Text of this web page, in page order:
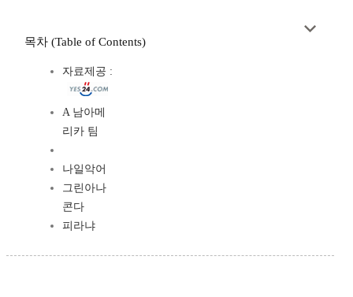
목차 (Table of Contents)
자료제공 :
A 남아메
리카 팀
나일악어
그린아나
콘다
피라냐